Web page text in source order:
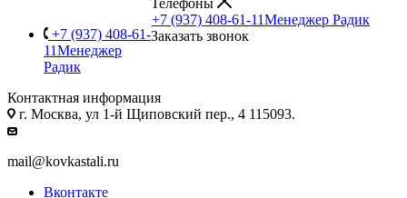
Телефоны
+7 (937) 408-61-11Менеджер Радик
Заказать звонок
+7 (937) 408-61-
11Менеджер
Радик
Контактная информация
г. Москва, ул 1-й Щиповский пер., 4 115093.
mail@kovkastali.ru
Вконтакте